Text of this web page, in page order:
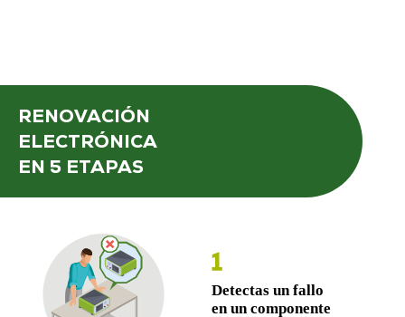
RENOVACIÓN
ELECTRÓNICA
EN 5 ETAPAS